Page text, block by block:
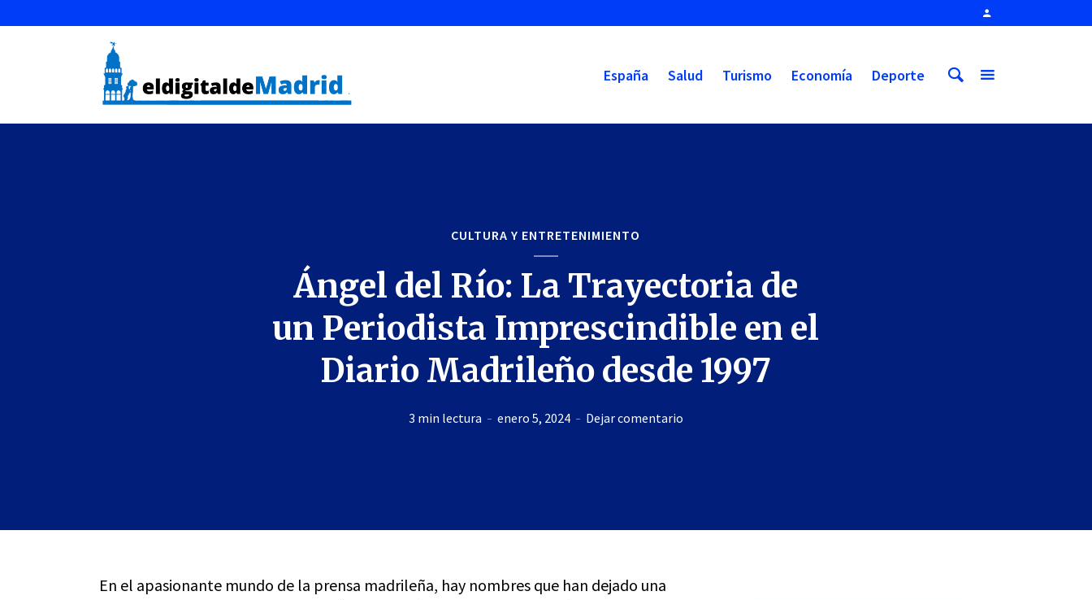
España Salud Turismo Economía Deporte
CULTURA Y ENTRETENIMIENTO
Ángel del Río: La Trayectoria de
un Periodista Imprescindible en el
Diario Madrileño desde 1997
3 min lectura enero 5, 2024 Dejar comentario
En el apasionante mundo de la prensa madrileña, hay nombres que han dejado una